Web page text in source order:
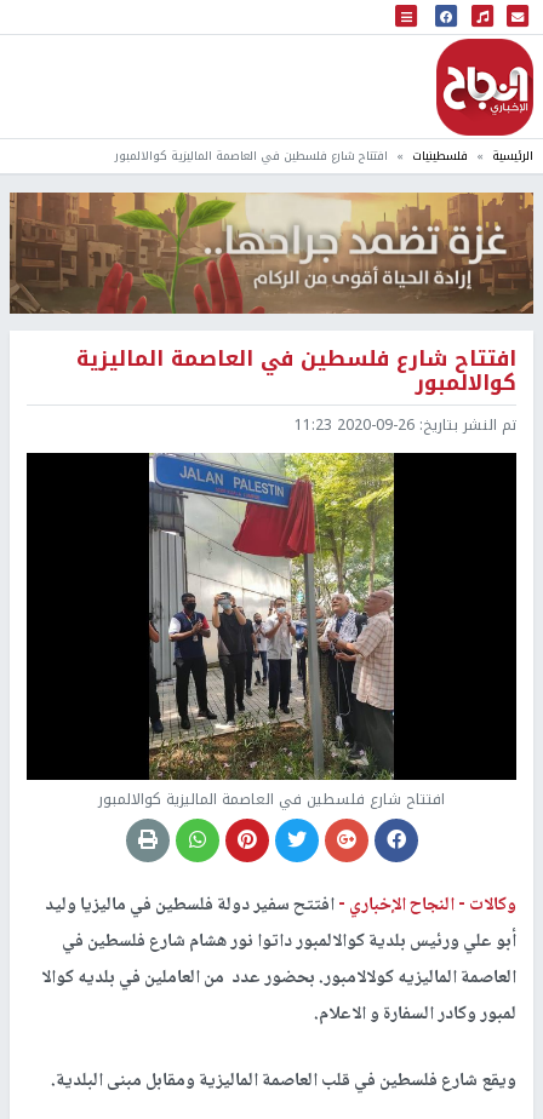
البث المباشر
إذاعة النجاح
الرئيسية فلسطينيات افتتاح شارع فلسطين في العاصمة الماليزية كوالالمبور
افتتاح شارع فلسطين في العاصمة الماليزية
كوالالمبور
تم النشر بتاريخ: 2020-09-26 11:23
افتتاح شارع فلسطين في العاصمة الماليزية كوالالمبور
وكالات -النجاح الإخباري -افتتح سفير دولة فلسطين في ماليزيا وليد
أبو علي ورئيس بلدية كوالالمبور داتوا نور هشام شارع فلسطين في
العاصمة الماليزيه كولالامبور. بحضور عدد من العاملين في بلديه كوالا
لمبور وكادر السفارة و الاعلام.
ويقع شارع فلسطين في قلب العاصمة الماليزية ومقابل مبنى البلدية.